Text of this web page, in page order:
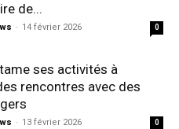
de...
- 14 février 2026 0
ses activités à
rencontres avec des
- 13 février 2026 0